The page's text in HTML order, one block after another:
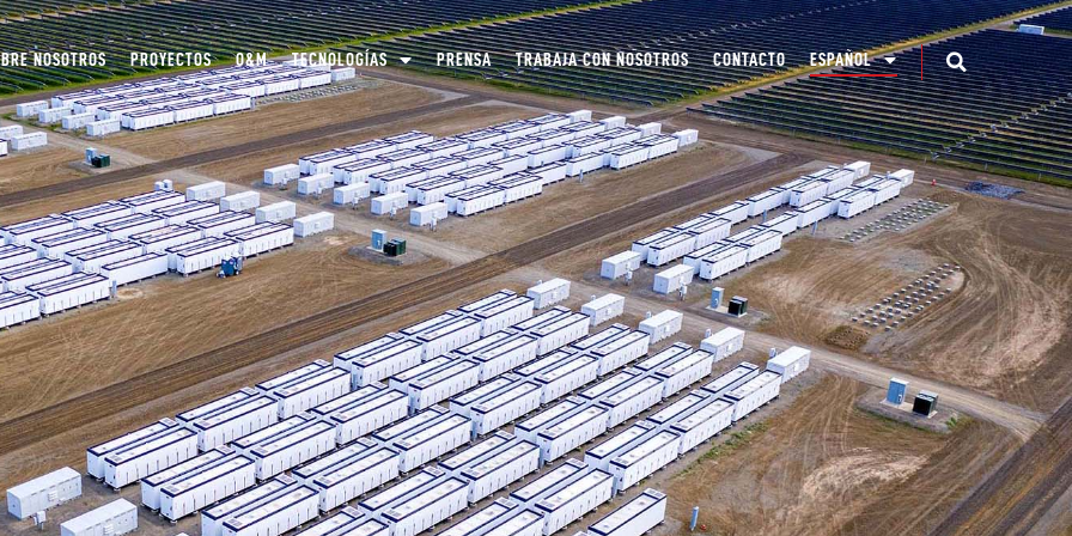
NOSOTROS PROYECTOS O&M TECNOLOGÍAS PRENSA TRABAJA CON NOSOTROS CONTACTO ESPAÑOL